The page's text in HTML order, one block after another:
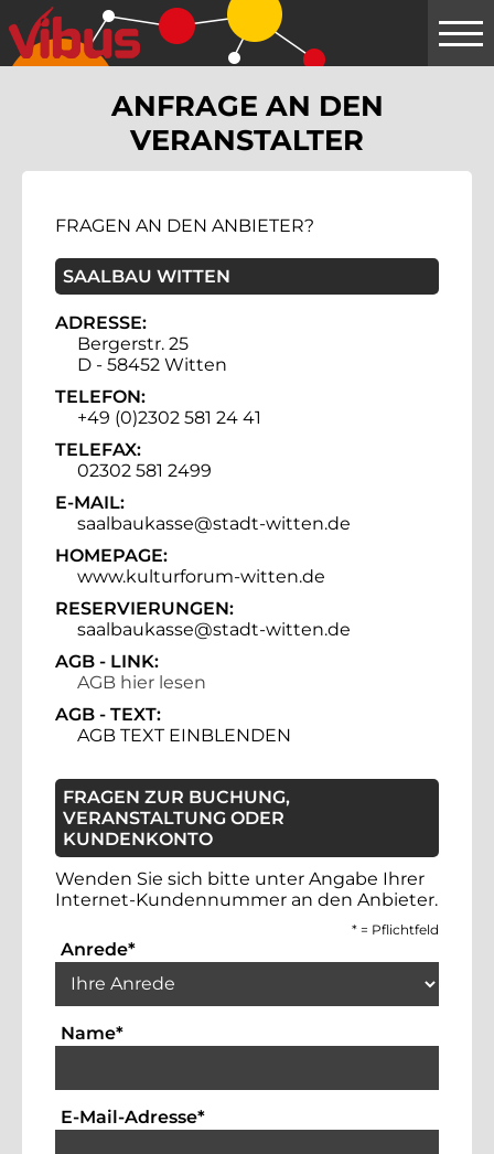
Springe
zum
Hauptinhalt
ANFRAGE AN DEN
VERANSTALTER
FRAGEN AN DEN ANBIETER?
SAALBAU WITTEN
ADRESSE:
Bergerstr. 25
D - 58452 Witten
TELEFON:
+49 (0)2302 581 24 41
TELEFAX:
02302 581 2499
E-MAIL:
saalbaukasse@stadt-witten.de
HOMEPAGE:
www.kulturforum-witten.de
RESERVIERUNGEN:
saalbaukasse@stadt-witten.de
AGB - LINK:
AGB hier lesen
AGB - TEXT:
AGB TEXT EINBLENDEN
FRAGEN ZUR BUCHUNG,
VERANSTALTUNG ODER
KUNDENKONTO
Wenden Sie sich bitte unter Angabe Ihrer
Internet-Kundennummer an den Anbieter.
* = Pflichtfeld
Anrede*Auswahlbox für die Anrede. Dies ist
Name*Textfeld für die Eingabe Ihres Namens.
E-Mail-Adresse*Textfeld für die Eingabe der